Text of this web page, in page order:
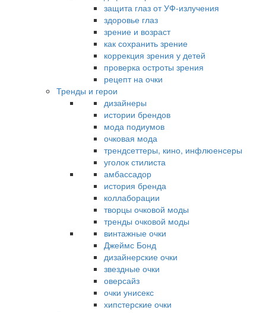
защита глаз от УФ-излучения
здоровье глаз
зрение и возраст
как сохранить зрение
коррекция зрения у детей
проверка остроты зрения
рецепт на очки
Тренды и герои
дизайнеры
истории брендов
мода подиумов
очковая мода
трендсеттеры, кино, инфлюенсеры
уголок стилиста
амбассадор
история бренда
коллаборации
творцы очковой моды
тренды очковой моды
винтажные очки
Джеймс Бонд
дизайнерские очки
звездные очки
оверсайз
очки унисекс
хипстерские очки